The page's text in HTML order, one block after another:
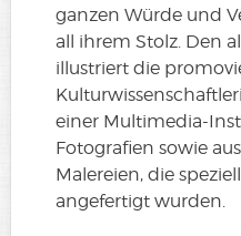
ganzen Würde und
all ihrem Stolz. Den
illustriert die
einer Multimedia-
Fotografien sowie
Malereien, die
angefertigt wurden.